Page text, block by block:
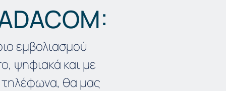
εμβολιασμού
ψηφιακά και με
τηλέφωνα, θα μας